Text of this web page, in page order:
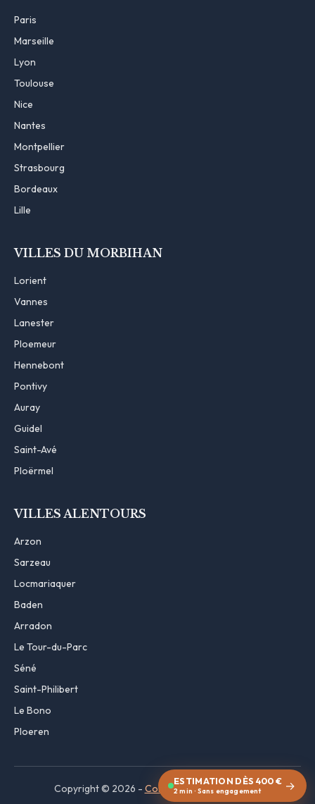
Paris
Marseille
Lyon
Toulouse
Nice
Nantes
Montpellier
Strasbourg
Bordeaux
Lille
VILLES DU MORBIHAN
Lorient
Vannes
Lanester
Ploemeur
Hennebont
Pontivy
Auray
Guidel
Saint-Avé
Ploërmel
VILLES ALENTOURS
Arzon
Sarzeau
Locmariaquer
Baden
Arradon
Le Tour-du-Parc
Séné
Saint-Philibert
Le Bono
Ploeren
Copyright © 2026 - Contact·Mentions légales
ESTIMATION DÈS 400 €
2 min · Sans engagement →